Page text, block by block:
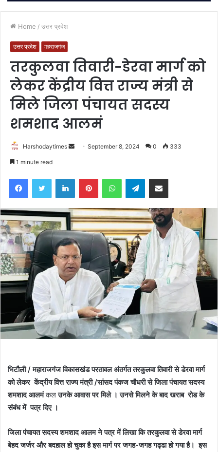
Home / उत्तर प्रदेश
उत्तर प्रदेश महराजगंज
तरकुलवा तिवारी-डेरवा मार्ग को
लेकर केंद्रीय वित्त राज्य मंत्री से
मिले जिला पंचायत सदस्य
शमशाद आलमं
Harshodaytimes
SendSeptember 8, 2024 0 333
1 minute read
FacebookTwitter LinkedInPinterestWhatsAppTelegramShare via Email
भिटौली / महाराजगंज विकासखंड परतावल अंतर्गत तरकुलवा तिवारी से डेरवा मार्ग
को लेकर केंद्रीय वित्त राज्य मंत्री /सांसद पंकज चौधरी से जिला पंचायत सदस्य
शमशाद आलमंकलउनके आवास पर मिले । उनसे मिलने के बाद खराब रोड के
संबंध में पत्र दिए ।
जिला पंचायत सदस्य शमशाद आलम ने पत्र में लिखा कि तरकुलवा से डेरवा मार्ग
बेहद जर्जर और बदहाल हो चुका है इस मार्ग पर जगह-जगह गढ्ढा हो गया है। इस